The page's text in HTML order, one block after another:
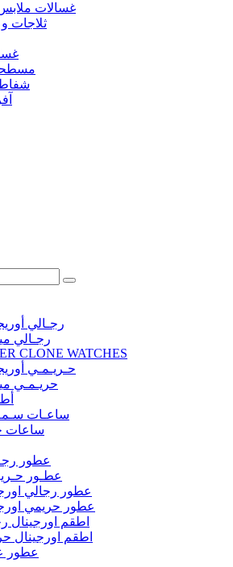
غسالات
ثلاجات
رجـالي
رجـالي
CLONE WATCHES
حـريـمـي
حريـمـي
ساعـات
ساعات
عطور
عطـور
عطور رجالي
عطور حريمي
اطقم اورجينال
اطقم اورجينال
عطور